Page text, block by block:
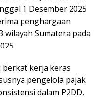
1 Desember 2025
penghargaan
Sumatera pada
berkat kerja keras
pengelola pajak
dalam P2DD,